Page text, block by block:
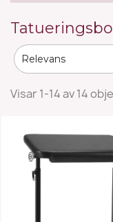
Relevans
Visar 1-14 av 14